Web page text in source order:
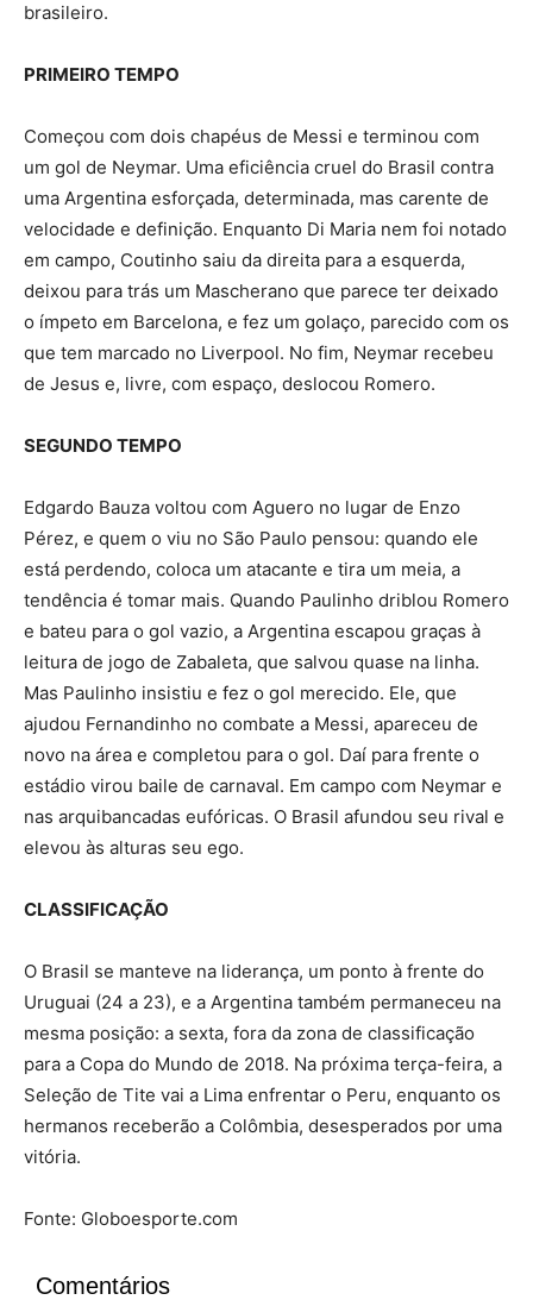
brasileiro.
PRIMEIRO TEMPO
Começou com dois chapéus de Messi e terminou com
um gol de Neymar. Uma eficiência cruel do Brasil contra
uma Argentina esforçada, determinada, mas carente de
velocidade e definição. Enquanto Di Maria nem foi notado
em campo, Coutinho saiu da direita para a esquerda,
deixou para trás um Mascherano que parece ter deixado
o ímpeto em Barcelona, e fez um golaço, parecido com os
que tem marcado no Liverpool. No fim, Neymar recebeu
de Jesus e, livre, com espaço, deslocou Romero.
SEGUNDO TEMPO
Edgardo Bauza voltou com Aguero no lugar de Enzo
Pérez, e quem o viu no São Paulo pensou: quando ele
está perdendo, coloca um atacante e tira um meia, a
tendência é tomar mais. Quando Paulinho driblou Romero
e bateu para o gol vazio, a Argentina escapou graças à
leitura de jogo de Zabaleta, que salvou quase na linha.
Mas Paulinho insistiu e fez o gol merecido. Ele, que
ajudou Fernandinho no combate a Messi, apareceu de
novo na área e completou para o gol. Daí para frente o
estádio virou baile de carnaval. Em campo com Neymar e
nas arquibancadas eufóricas. O Brasil afundou seu rival e
elevou às alturas seu ego.
CLASSIFICAÇÃO
O Brasil se manteve na liderança, um ponto à frente do
Uruguai (24 a 23), e a Argentina também permaneceu na
mesma posição: a sexta, fora da zona de classificação
para a Copa do Mundo de 2018. Na próxima terça-feira, a
Seleção de Tite vai a Lima enfrentar o Peru, enquanto os
hermanos receberão a Colômbia, desesperados por uma
vitória.
Fonte: Globoesporte.com
Comentários